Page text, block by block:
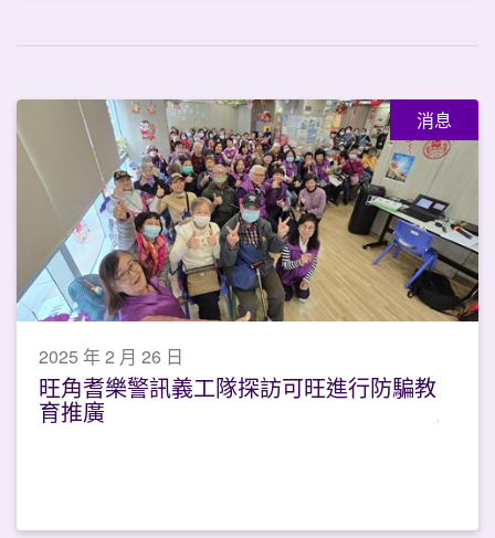
消息
2025 年 2 月 26 日
旺角耆樂警訊義工隊探訪可旺進行防騙教
育推廣